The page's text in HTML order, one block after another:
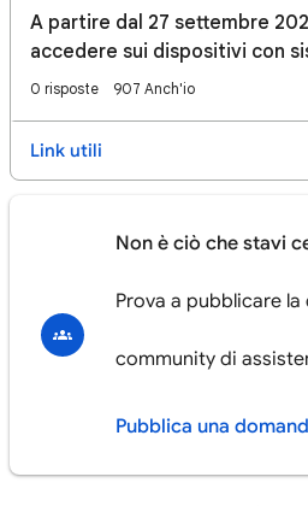
A partire dal 27 settembre
accedere sui dispositivi con
0 risposte 907 Anch'io
Link utili
Non è ciò che stavi
Prova a pubblicare la
community di
Pubblica una